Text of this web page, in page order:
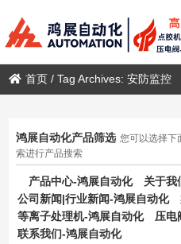
首页 /Tag Archives: 安防监控
鸿展自动化产品筛选 您可以选择下
索进行产品搜索
产品中心-鸿展自动化
关于我
公司新闻|行业新闻-鸿展自动化
等离子处理机-鸿展自动化
压电
联系我们-鸿展自动化